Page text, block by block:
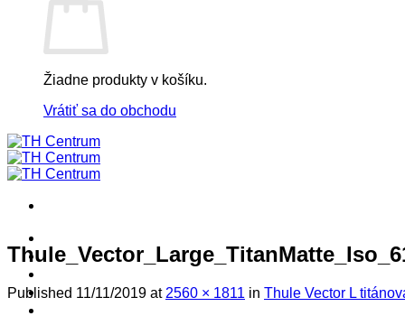
Žiadne produkty v košíku.
Vrátiť sa do obchodu
Výpredaj -%
Špičkový UEBLER
Published 11/11/2019 at 2560 × 1811 in Thule Vector L